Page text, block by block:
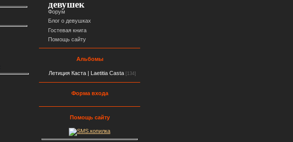
девушек
Форум
Блог о девушках
Гостевая книга
Помощь сайту
Альбомы
Летиция Каста | Laetitia Casta [134]
Форма входа
Помощь сайту